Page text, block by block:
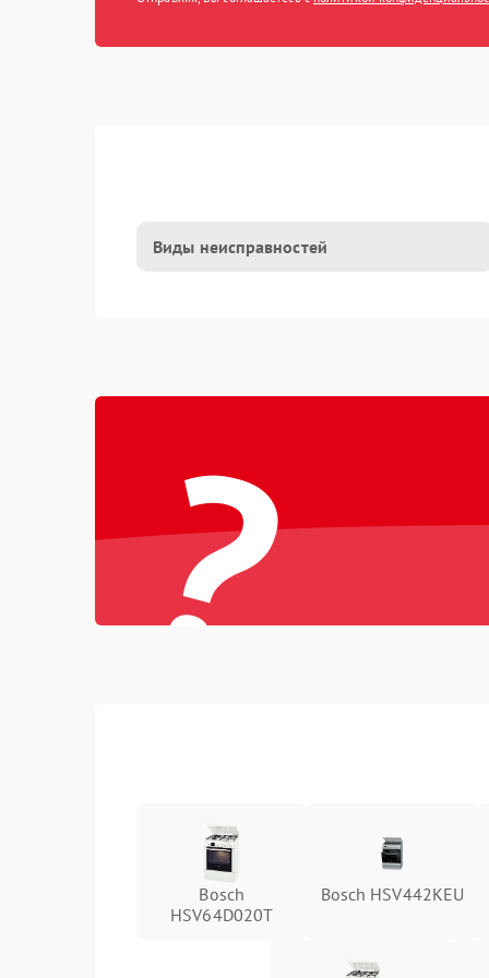
Виды неисправностей
?
Bosch
HSV64D020T
Bosch HSV442KEU